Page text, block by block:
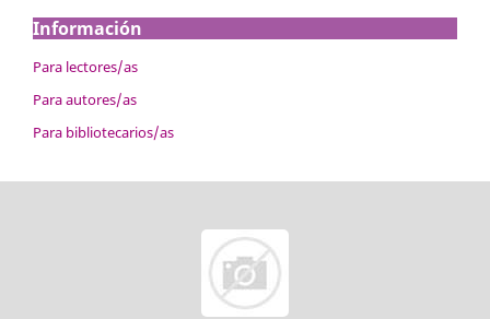
Información
Para lectores/as
Para autores/as
Para bibliotecarios/as